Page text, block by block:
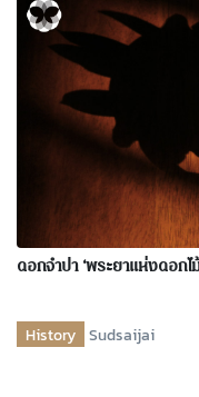
ดอกจำปา ‘พระยาแห่งดอกไ
History Sudsaijai